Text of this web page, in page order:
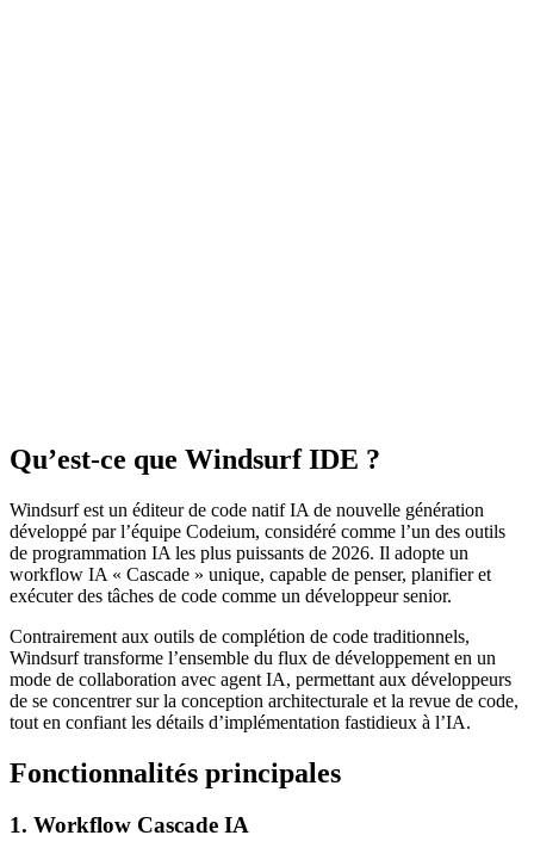
Qu’est-ce que Windsurf IDE ?
Windsurf est un éditeur de code natif IA de nouvelle génération
développé par l’équipe Codeium, considéré comme l’un des outils
de programmation IA les plus puissants de 2026. Il adopte un
workflow IA « Cascade » unique, capable de penser, planifier et
exécuter des tâches de code comme un développeur senior.
Contrairement aux outils de complétion de code traditionnels,
Windsurf transforme l’ensemble du flux de développement en un
mode de collaboration avec agent IA, permettant aux développeurs
de se concentrer sur la conception architecturale et la revue de code,
tout en confiant les détails d’implémentation fastidieux à l’IA.
Fonctionnalités principales
1. Workflow Cascade IA